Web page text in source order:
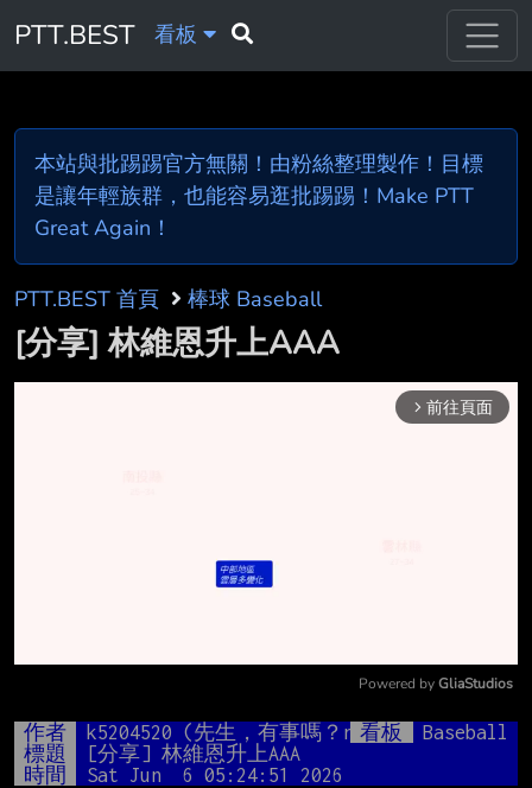
PTT.BEST 看板
本站與批踢踢官方無關！由粉絲整理製作！目標
是讓年輕族群，也能容易逛批踢踢！Make PTT
Great Again！
PTT.BEST 首頁 棒球 Baseball
[分享] 林維恩升上AAA
arrow_forward_ios 前往頁面
Mute
Powered by GliaStudios
作者 k5204520 (先生，有事嗎？nunc)
看板
Baseball
標題
[分享] 林維恩升上AAA
時間
Sat Jun  6 05:24:51 2026